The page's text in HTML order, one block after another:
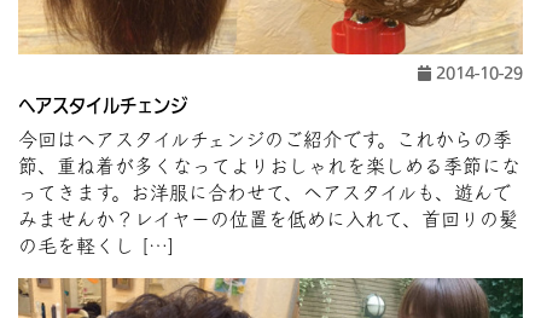
2014-10-29
ヘアスタイルチェンジ
今回はヘアスタイルチェンジのご紹介です。これからの季
節、重ね着が多くなってよりおしゃれを楽しめる季節にな
ってきます。お洋服に合わせて、ヘアスタイルも、遊んで
みませんか？レイヤーの位置を低めに入れて、首回りの髪
の毛を軽くし […]